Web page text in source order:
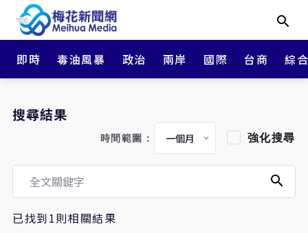
即時 毒油風暴 政治 兩岸 國際 台商 綜
搜尋結果
時間範圍： 強化搜尋
已找到1則相關結果